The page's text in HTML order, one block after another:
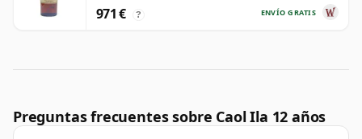
ENVÍO GRATIS
971 € ?
Preguntas frecuentes sobre Caol Ila 12 años